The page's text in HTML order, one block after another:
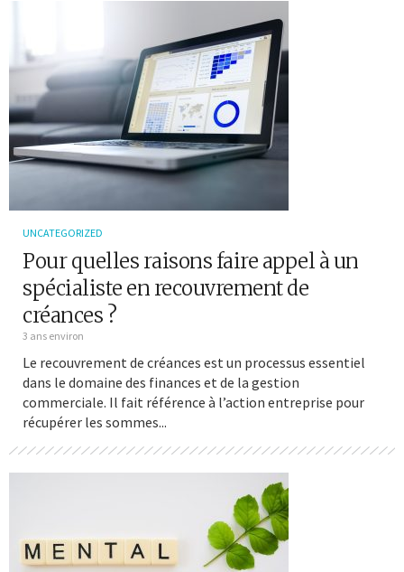
UNCATEGORIZED
Pour quelles raisons faire appel à un
spécialiste en recouvrement de
créances ?
3 ans environ
Le recouvrement de créances est un processus essentiel
dans le domaine des finances et de la gestion
commerciale. Il fait référence à l’action entreprise pour
récupérer les sommes...